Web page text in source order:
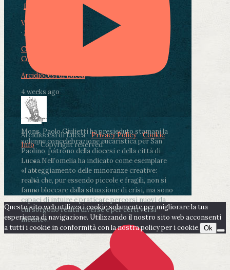
Photo
View on Facebook
· Share
Condividi su Facebook
Condividi su LinkedIn
Arcidiocesi di Lucca
4 weeks ago
Mons. Paolo Giulietti ha presieduto stamani la
solenne concelebrazione eucaristica per San
Paolino, patrono della diocesi e della città di
Lucca.Nell’omelia ha indicato come esemplare
«l’atteggiamento delle minoranze creative:
realtà che, pur essendo piccole e fragili, non si
fanno bloccare dalla situazione di crisi, ma sono
capaci di intuire e praticare percorsi nuovi da
cui sorgono realtà diverse e per certi versi
inedite».
Arcidiocesi di Lucca -Privacy Policy-Cookie
Info- Copyright reserved
Questo sito web utilizza i cookie solamente per migliorare la tua
esperienza di navigazione. Utilizzando il nostro sito web acconsenti
a tutti i cookie in conformità con la nostra policy per i cookie. Ok